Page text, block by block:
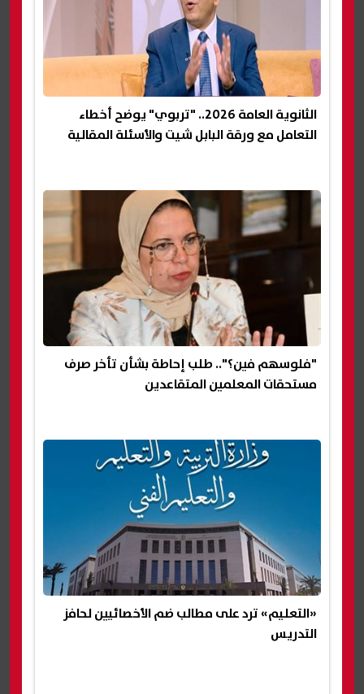
الثانوية العامة 2026.. "تربوي" يوضح أخطاء
التعامل مع ورقة البابل شيت والأسئلة المقالية
"فلوسهم فين؟".. طلب إحاطة بشأن تأخر صرف
مستحقات المعلمين المتقاعدين
«التعليم» ترد على مطالب ضم الأخصائيين لحافز
التدريس